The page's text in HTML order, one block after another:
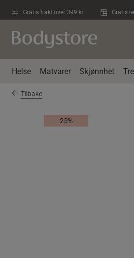
Gratis frakt over 399 kr Gratis
Helse Matvarer Skjønnhet
Tilbake
25%